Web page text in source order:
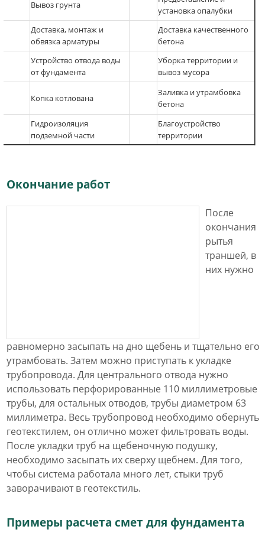
Вывоз грунта
установка опалубки
Доставка, монтаж и
обвязка арматуры
Доставка качественного
бетона
Устройство отвода воды
от фундамента
Уборка территории и
вывоз мусора
Копка котлована
Заливка и утрамбовка
бетона
Гидроизоляция
подземной части
Благоустройство
территории
Окончание работ
После
окончания
рытья
траншей, в
них нужно
равномерно засыпать на дно щебень и тщательно его
утрамбовать. Затем можно приступать к укладке
трубопровода. Для центрального отвода нужно
использовать перфорированные 110 миллиметровые
трубы, для остальных отводов, трубы диаметром 63
миллиметра. Весь трубопровод необходимо обернуть
геотекстилем, он отлично может фильтровать воды.
После укладки труб на щебеночную подушку,
необходимо засыпать их сверху щебнем. Для того,
чтобы система работала много лет, стыки труб
заворачивают в геотекстиль.
Примеры расчета смет для фундамента